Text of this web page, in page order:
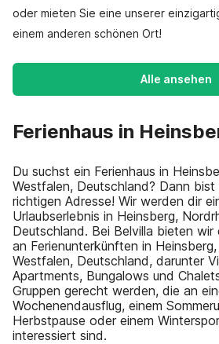
oder mieten Sie eine unserer
einem anderen schönen Ort!
Alle ansehen
Ferienhaus in
Du suchst ein Ferienhaus in
Westfalen, Deutschland? Dann
richtigen Adresse! Wir werden dir
Urlaubserlebnis in Heinsberg,
Deutschland. Bei Belvilla bieten wir
an Ferienunterkünften in
Westfalen, Deutschland, darunter
Apartments, Bungalows und
Gruppen gerecht werden, die an
Wochenendausflug, einem
Herbstpause oder einem
interessiert sind.